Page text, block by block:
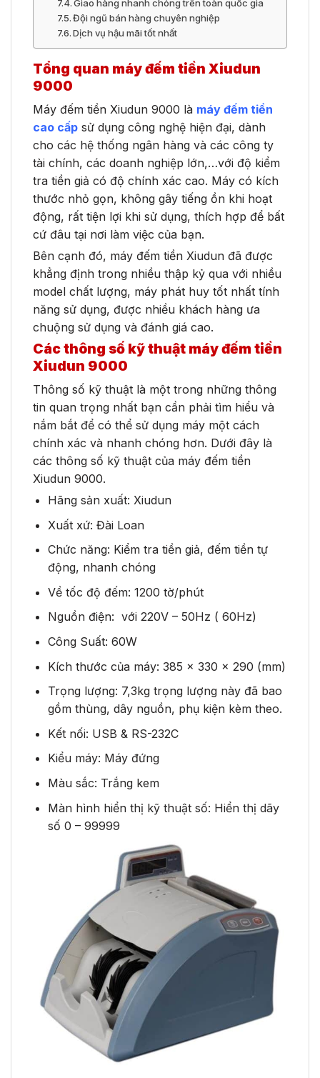
Giao hàng nhanh chóng trên toàn quốc gia
Đội ngũ bán hàng chuyên nghiệp
Dịch vụ hậu mãi tốt nhất
Tổng quan máy đếm tiền Xiudun
9000
Máy đếm tiền Xiudun 9000 là máy đếm tiền
cao cấp sử dụng công nghệ hiện đại, dành
cho các hệ thống ngân hàng và các công ty
tài chính, các doanh nghiệp lớn,…với độ kiểm
tra tiền giả có độ chính xác cao. Máy có kích
thước nhỏ gọn, không gây tiếng ồn khi hoạt
động, rất tiện lợi khi sử dụng, thích hợp để bất
cứ đâu tại nơi làm việc của bạn.
Bên cạnh đó, máy đếm tiền Xiudun đã được
khẳng định trong nhiều thập kỷ qua với nhiều
model chất lượng, máy phát huy tốt nhất tính
năng sử dụng, được nhiều khách hàng ưa
chuộng sử dụng và đánh giá cao.
Các thông số kỹ thuật máy đếm tiền
Xiudun 9000
Thông số kỹ thuật là một trong những thông
tin quan trọng nhất bạn cần phải tìm hiểu và
nắm bắt để có thể sử dụng máy một cách
chính xác và nhanh chóng hơn. Dưới đây là
các thông số kỹ thuật của máy đếm tiền
Xiudun 9000.
Hãng sản xuất: Xiudun
Xuất xứ: Đài Loan
Chức năng: Kiểm tra tiền giả, đếm tiền tự
động, nhanh chóng
Về tốc độ đếm: 1200 tờ/phút
Nguồn điện: với 220V – 50Hz ( 60Hz)
Công Suất: 60W
Kích thước của máy: 385 x 330 x 290 (mm)
Trọng lượng: 7,3kg trọng lượng này đã bao
gồm thùng, dây nguồn, phụ kiện kèm theo.
Kết nối: USB & RS-232C
Kiểu máy: Máy đứng
Màu sắc: Trắng kem
Màn hình hiển thị kỹ thuật số: Hiển thị dãy
số 0 – 99999